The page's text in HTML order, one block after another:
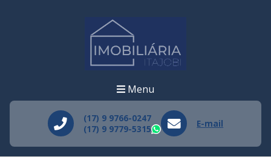
Menu
(17) 9 9766-0247
(17) 9 9779-5315
WhatsApp
E-mail